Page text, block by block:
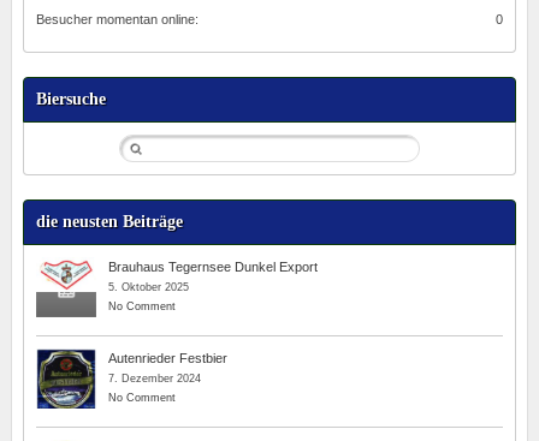
0
Besucher momentan online:
Biersuche
die neusten Beiträge
Brauhaus Tegernsee Dunkel Export
5. Oktober 2025
No Comment
Autenrieder Festbier
7. Dezember 2024
No Comment